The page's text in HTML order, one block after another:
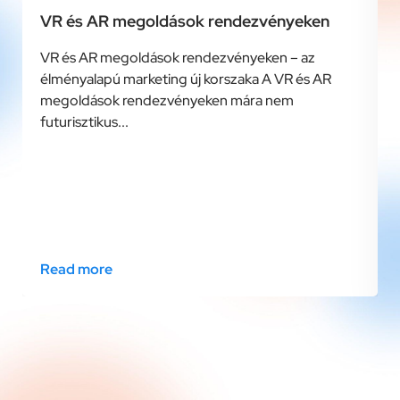
VR és AR megoldások rendezvényeken
VR és AR megoldások rendezvényeken – az
élményalapú marketing új korszaka A VR és AR
megoldások rendezvényeken mára nem
futurisztikus...
Read more